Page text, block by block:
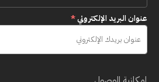
عنوان البريد الإلكتروني*